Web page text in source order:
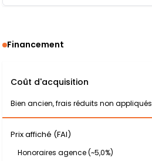
Financement
Coût d'acquisition
Bien ancien, frais réduits non appliqués
Prix affiché (FAI)
Honoraires agence (~5,0%)